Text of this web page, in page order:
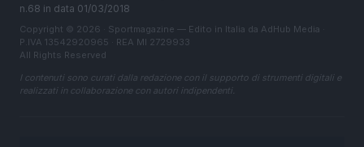
n.68 in data 01/03/2018
Copyright © 2026 · Sportmagazine — Edito in Italia da AdHub Media
P.IVA 13542920965 · REA MI 2729933
All Rights Reserved
I contenuti sono curati dalla redazione con il supporto di strumenti digitali e
realizzati in collaborazione con autori indipendenti.